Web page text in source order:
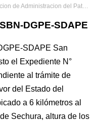
de Administracion del Patrimonio Estatal
DGPE-SDAPE
SDAPE San
el Expediente N°
al trámite de
del Estado del
a 6 kilómetros al
Sechura, altura de los